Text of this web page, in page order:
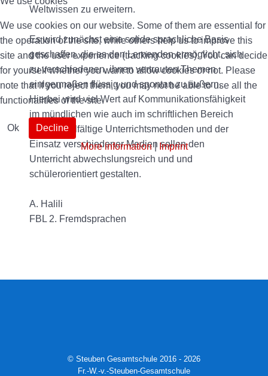
Weltwissen zu erweitern.
Es wird zunächst eine solide sprachliche Basis
geschaffen, die es den Lernenden ermöglicht, sich
zu verschiedenen, ihnen vertrauten Themen
einigermaßen flüssig und spontan zu äußern.
Hierbei wird viel Wert auf Kommunikationsfähigkeit
im mündlichen wie auch im schriftlichen Bereich
gelegt. Vielfältige Unterrichtsmethoden und der
Einsatz verschiedener Medien sollen den
Unterricht abwechslungsreich und und
schülerorientiert gestalten.
A. Halili
FBL 2. Fremdsprachen
© Steuben Gesamtschule 2016 - 2026
Fr.-W.-v.-Steuben-Gesamtschule
We use cookies on our website. Some of them are essential for
the operation of the site, while others help us to improve this
site and the user experience (tracking cookies). You can decide
for yourself whether you want to allow cookies or not. Please
note that if you reject them, you may not be able to use all the
functionalities of the site.
Ok
Decline
More information| Imprint